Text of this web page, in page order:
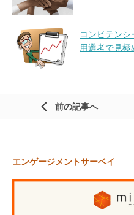
コンピテン
用選考で見極
前の記事
エンゲージメントサーベイ